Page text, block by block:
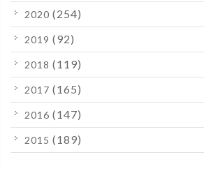
2020 (254)
2019 (92)
2018 (119)
2017 (165)
2016 (147)
2015 (189)